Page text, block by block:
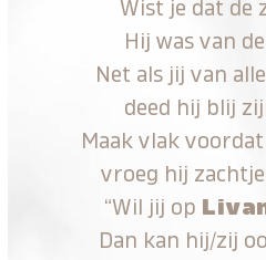
Wist je dat de
Hij was van
Net als jij van
deed hij blij
Maak vlak
vroeg hij
“Wil jij op
Dan kan hij/zij